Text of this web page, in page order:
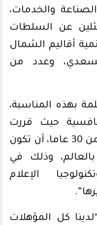
والخدمات،
عن السلطات
أقاليم الشمال
وعدد من
بهذه المناسبة،
حيث قررت
مجموعة ALTEN، منذ أكثر من 30 عاما، أن تكون
وذلك في
الإعلام
كل المؤهلات